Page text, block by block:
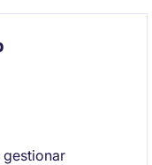
gestionar